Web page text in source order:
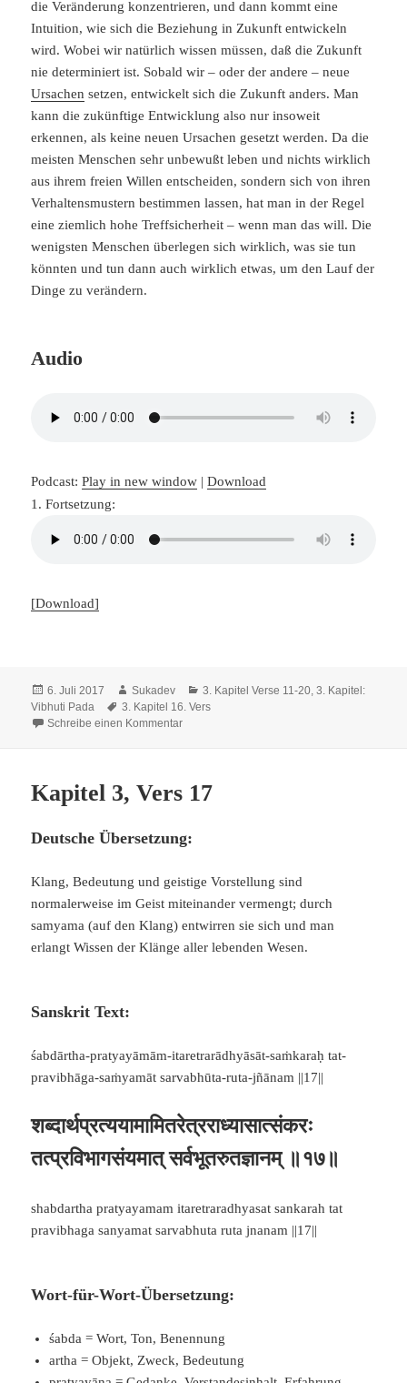
die Veränderung konzentrieren, und dann kommt eine
Intuition, wie sich die Beziehung in Zukunft entwickeln
wird. Wobei wir natürlich wissen müssen, daß die Zukunft
nie determiniert ist. Sobald wir – oder der andere – neue
Ursachen setzen, entwickelt sich die Zukunft anders. Man
kann die zukünftige Entwicklung also nur insoweit
erkennen, als keine neuen Ursachen gesetzt werden. Da die
meisten Menschen sehr unbewußt leben und nichts wirklich
aus ihrem freien Willen entscheiden, sondern sich von ihren
Verhaltensmustern bestimmen lassen, hat man in der Regel
eine ziemlich hohe Treffsicherheit – wenn man das will. Die
wenigsten Menschen überlegen sich wirklich, was sie tun
könnten und tun dann auch wirklich etwas, um den Lauf der
Dinge zu verändern.
Audio
Podcast:Play in new window |Download
1. Fortsetzung:
[Download]
Veröffentlicht
am
6. Juli 2017 Autor
Sukadev Kategorien
3. Kapitel Verse 11-20,3. Kapitel:
Vibhuti Pada
Schlagwörter
3. Kapitel 16. Vers
Schreibe einen Kommentarzu Kapitel 3, Vers 16
Kapitel 3, Vers 17
Deutsche Übersetzung:
Klang, Bedeutung und geistige Vorstellung sind
normalerweise im Geist miteinander vermengt; durch
samyama (auf den Klang) entwirren sie sich und man
erlangt Wissen der Klänge aller lebenden Wesen.
Sanskrit Text:
śabdārtha-pratyayāmām-itaretrarādhyāsāt-saṁkaraḥ tat-
pravibhāga-saṁyamāt sarvabhūta-ruta-jñānam ||17||
शब्दार्थप्रत्ययामामितरेत्रराध्यासात्संकरः
तत्प्रविभागसंयमात् सर्वभूतरुतज्ञानम् ॥१७॥
shabdartha pratyayamam itaretraradhyasat sankarah tat
pravibhaga sanyamat sarvabhuta ruta jnanam ||17||
Wort-für-Wort-Übersetzung:
śabda = Wort, Ton, Benennung
artha = Objekt, Zweck, Bedeutung